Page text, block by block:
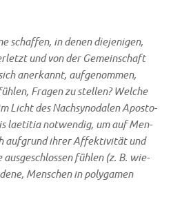
schaf­fen, in denen die­je­ni­gen,
und von der Gemein­schaft
aner­kannt, auf­ge­nom­men,
Fra­gen zu stel­len? Wel­che
Licht des Nach­syn­oda­len Apo­sto­
lae­ti­tianot­wen­dig, um auf Men­
auf­grund ihrer Affek­ti­vi­tät und
füh­len (z. B. wie­
Men­schen in poly­ga­men